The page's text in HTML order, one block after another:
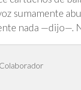
sumamente
nada —dijo—.